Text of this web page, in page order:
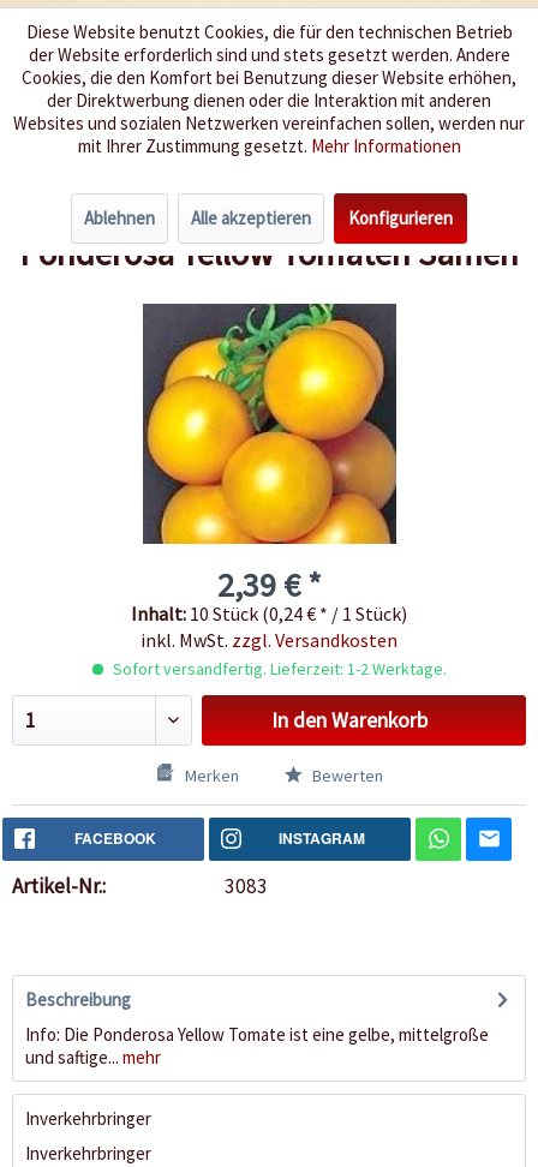
Wir würzen Ihr Leben
Menü
Übersicht Fleischtomaten
Ponderosa Yellow Tomaten Samen
2,39 € *
Inhalt: 10 Stück (0,24 € * / 1 Stück)
inkl. MwSt. zzgl. Versandkosten
Sofort versandfertig. Lieferzeit: 1-2 Werktage.
In denWarenkorb
Merken Bewerten
FACEBOOK INSTAGRAM
Artikel-Nr.: 3083
Beschreibung
Info: Die Ponderosa Yellow Tomate ist eine gelbe, mittelgroße
und saftige... mehr
Inverkehrbringer
Inverkehrbringer
Diese Website benutzt Cookies, die für den technischen Betrieb
der Website erforderlich sind und stets gesetzt werden. Andere
Cookies, die den Komfort bei Benutzung dieser Website erhöhen,
der Direktwerbung dienen oder die Interaktion mit anderen
Websites und sozialen Netzwerken vereinfachen sollen, werden nur
mit Ihrer Zustimmung gesetzt. Mehr Informationen
Ablehnen Alle akzeptieren Konfigurieren